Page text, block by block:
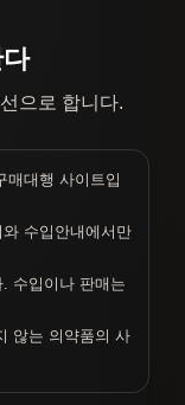
으로 합니다.
매대행 사이트입
수입안내에서만
수입이나 판매는
않는 의약품의 사